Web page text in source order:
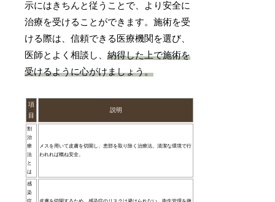
示にはきちんと従うことで、より安全に
治療を受けることができます。施術を受
ける際は、信頼できる医療機関を選び、
医師とよく相談し、納得した上で施術を
受けるように心がけましょう。
項
目
説明
割
治
療
法
と
は
メスを用いて皮膚を切開し、患部を取り除く治療法。清潔な環境で行
われれば概ね安全。
感
染